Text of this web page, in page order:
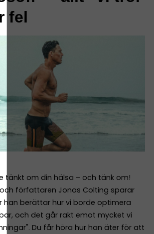
fel
tänkt om din hälsa – och tänk om!
författaren Jonas Colting sparar
han berättar hur vi borde optimera
och det går rakt emot mycket vi
Du får höra hur han äter för att